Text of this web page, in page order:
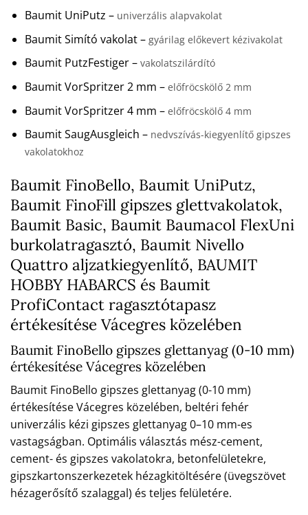
Baumit UniPutz – univerzális alapvakolat
Baumit Simító vakolat – gyárilag előkevert kézivakolat
Baumit PutzFestiger – vakolatszilárdító
Baumit VorSpritzer 2 mm – előfröcskölő 2 mm
Baumit VorSpritzer 4 mm – előfröcskölő 4 mm
Baumit SaugAusgleich – nedvszívás-kiegyenlítő gipszes
vakolatokhoz
Baumit FinoBello, Baumit UniPutz,
Baumit FinoFill gipszes glettvakolatok,
Baumit Basic, Baumit Baumacol FlexUni
burkolatragasztó, Baumit Nivello
Quattro aljzatkiegyenlítő, BAUMIT
HOBBY HABARCS és Baumit
ProfiContact ragasztótapasz
értékesítése Vácegres közelében
Baumit FinoBello gipszes glettanyag (0-10 mm)
értékesítése Vácegres közelében
Baumit FinoBello gipszes glettanyag (0-10 mm)
értékesítése Vácegres közelében, beltéri fehér
univerzális kézi gipszes glettanyag 0–10 mm-es
vastagságban. Optimális választás mész-cement,
cement- és gipszes vakolatokra, betonfelületekre,
gipszkartonszerkezetek hézagkitöltésére (üvegszövet
hézagerősítő szalaggal) és teljes felületére.